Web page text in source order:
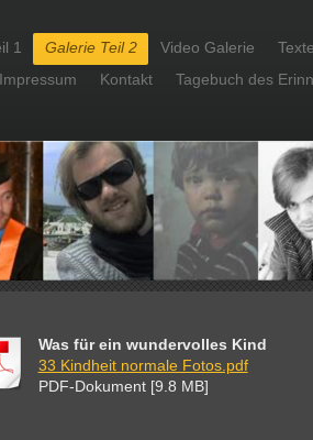
1 Galerie Teil 2 Video Galerie
Impressum Kontakt Tagebuch des
Was für ein wundervolles Kind
33 Kindheit normale Fotos.pdf
PDF-Dokument [9.8 MB]